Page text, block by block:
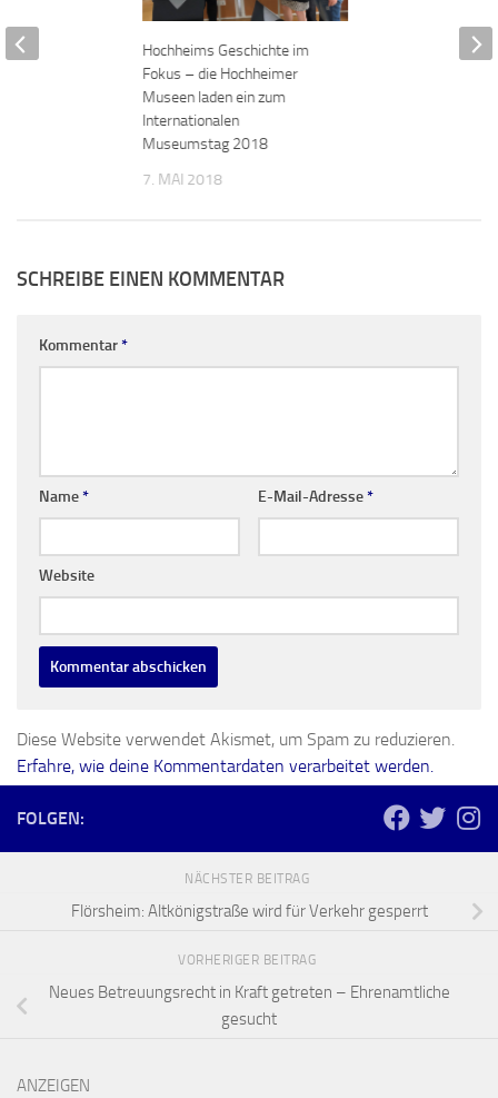
Hochheims Geschichte im
Fokus – die Hochheimer
Museen laden ein zum
Internationalen
Museumstag 2018
7. MAI 2018
SCHREIBE EINEN KOMMENTAR
Kommentar*
Name* E-Mail-Adresse*
Website
Diese Website verwendet Akismet, um Spam zu reduzieren.
Erfahre, wie deine Kommentardaten verarbeitet werden.
FOLGEN:
NÄCHSTER BEITRAG
Flörsheim: Altkönigstraße wird für Verkehr gesperrt
VORHERIGER BEITRAG
Neues Betreuungsrecht in Kraft getreten – Ehrenamtliche
gesucht
ANZEIGEN